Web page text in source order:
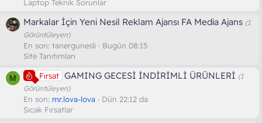
Laptop Teknik Sorunlar
Markalar İçin Yeni Nesil Reklam Ajansı FA Media Ajans (1
Görüntüleyen)
En son: tanergunesli
Bugün 08:15
Site Tanıtımları
M Fırsat GAMING GECESİ İNDİRİMLİ ÜRÜNLERİ (1
Görüntüleyen)
En son: mr.lova-lova
Dün 22:12 da
Sıcak Fırsatlar